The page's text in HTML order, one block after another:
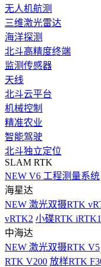
无人机航测
三维激光雷达
海洋探测
北斗高精度终端
监测传感器
天线
北斗云平台
机械控制
精准农业
智能驾驶
北斗独立定位
SLAM RTK
NEW V6 工程测量系统
海星达
NEW 激光双摄RTK
vRTK2 小碟RTK
中海达
NEW 激光双摄RTK V5
RTK V200 放样RTK